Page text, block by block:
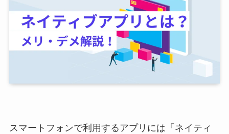
スマートフォンで利用するアプリには「ネイティ